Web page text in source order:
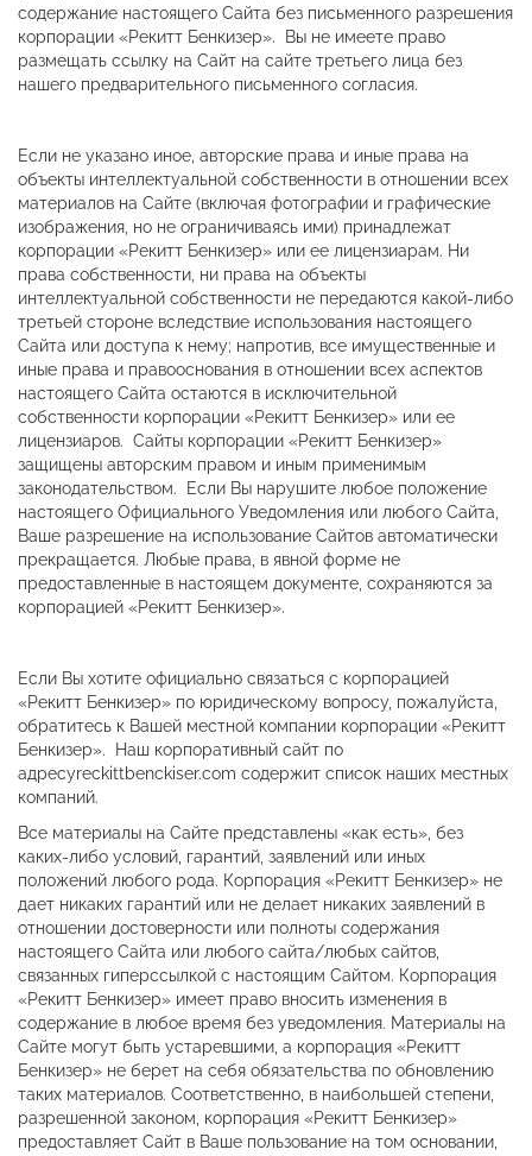
содержание настоящего Сайта без письменного разрешения
корпорации «Рекитт Бенкизер». Вы не имеете право
размещать ссылку на Сайт на сайте третьего лица без
нашего предварительного письменного согласия.
Если не указано иное, авторские права и иные права на
объекты интеллектуальной собственности в отношении всех
материалов на Сайте (включая фотографии и графические
изображения, но не ограничиваясь ими) принадлежат
корпорации «Рекитт Бенкизер» или ее лицензиарам. Ни
права собственности, ни права на объекты
интеллектуальной собственности не передаются какой-либо
третьей стороне вследствие использования настоящего
Сайта или доступа к нему; напротив, все имущественные и
иные права и правооснования в отношении всех аспектов
настоящего Сайта остаются в исключительной
собственности корпорации «Рекитт Бенкизер» или ее
лицензиаров. Сайты корпорации «Рекитт Бенкизер»
защищены авторским правом и иным применимым
законодательством. Если Вы нарушите любое положение
настоящего Официального Уведомления или любого Сайта,
Ваше разрешение на использование Сайтов автоматически
прекращается. Любые права, в явной форме не
предоставленные в настоящем документе, сохраняются за
корпорацией «Рекитт Бенкизер».
Если Вы хотите официально связаться с корпорацией
«Рекитт Бенкизер» по юридическому вопросу, пожалуйста,
обратитесь к Вашей местной компании корпорации «Рекитт
Бенкизер». Наш корпоративный сайт по
адресуreckittbenckiser.com содержит список наших местных
компаний.
Все материалы на Сайте представлены «как есть», без
каких-либо условий, гарантий, заявлений или иных
положений любого рода. Корпорация «Рекитт Бенкизер» не
дает никаких гарантий или не делает никаких заявлений в
отношении достоверности или полноты содержания
настоящего Сайта или любого сайта/любых сайтов,
связанных гиперссылкой с настоящим Сайтом. Корпорация
«Рекитт Бенкизер» имеет право вносить изменения в
содержание в любое время без уведомления. Материалы на
Сайте могут быть устаревшими, а корпорация «Рекитт
Бенкизер» не берет на себя обязательства по обновлению
таких материалов. Соответственно, в наибольшей степени,
разрешенной законом, корпорация «Рекитт Бенкизер»
предоставляет Сайт в Ваше пользование на том основании,